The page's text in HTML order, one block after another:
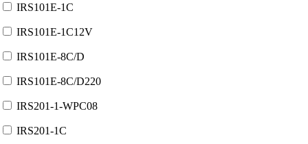
IRS101E-1C
IRS101E-1C12V
IRS101E-8C/D
IRS101E-8C/D220
IRS201-1-WPC08
IRS201-1C